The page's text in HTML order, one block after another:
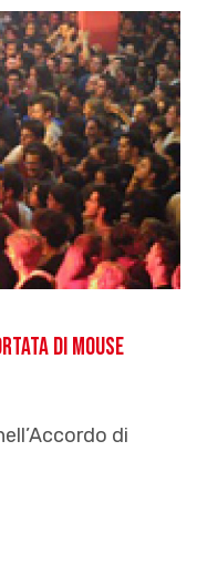
di mouse
di